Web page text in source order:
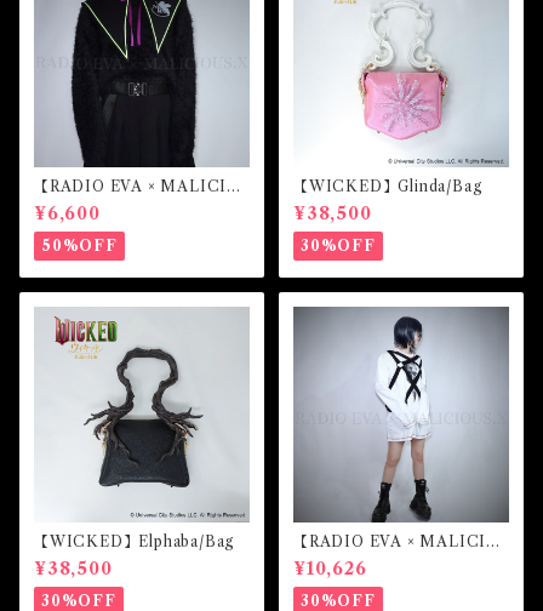
【RADIO EVA × MALICIO
US.X】Sailor collar （初号
機）
¥6,600
50%OFF
【WICKED】Glinda/Bag
¥38,500
30%OFF
【WICKED】Elphaba/Bag
¥38,500
30%OFF
【RADIO EVA × MALICIO
US.X】EVANGELION Mar
k.07-harness long sleeve
(White)
¥10,626
30%OFF